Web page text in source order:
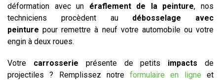
déformation avec un éraflement de la peinture, nos
techniciens procèdent au débosselage avec
peinture pour remettre à neuf votre automobile ou votre
engin à deux roues.
Votre carrosserie présente de petits impacts de
projectiles ? Remplissez notreformulaire en ligne et